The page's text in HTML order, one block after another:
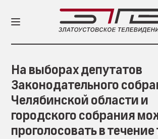
На выборах депутатов
Законодательного
Челябинской области и
городского собрания
проголосовать в